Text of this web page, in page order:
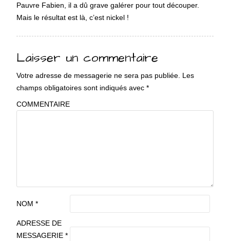
Pauvre Fabien, il a dû grave galérer pour tout découper.
Mais le résultat est là, c’est nickel !
Laisser un commentaire
Votre adresse de messagerie ne sera pas publiée. Les
champs obligatoires sont indiqués avec *
COMMENTAIRE
NOM *
ADRESSE DE
MESSAGERIE *